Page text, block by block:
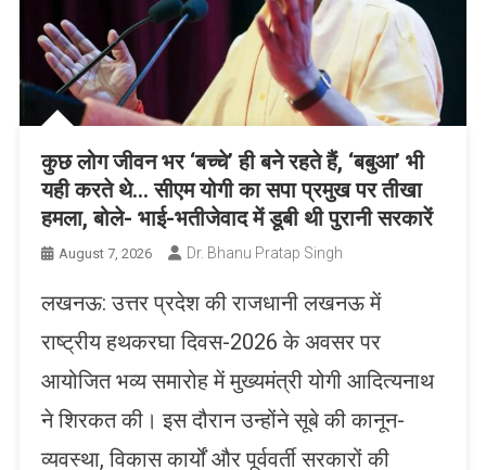
कुछ लोग जीवन भर ‘बच्चे’ ही बने रहते हैं, ‘बबुआ’ भी
यही करते थे… सीएम योगी का सपा प्रमुख पर तीखा
हमला, बोले- भाई-भतीजेवाद में डूबी थी पुरानी सरकारें
August 7, 2026 Dr. Bhanu Pratap Singh
लखनऊ: उत्तर प्रदेश की राजधानी लखनऊ में
राष्ट्रीय हथकरघा दिवस-2026 के अवसर पर
आयोजित भव्य समारोह में मुख्यमंत्री योगी आदित्यनाथ
ने शिरकत की। इस दौरान उन्होंने सूबे की कानून-
व्यवस्था, विकास कार्यों और पूर्ववर्ती सरकारों की